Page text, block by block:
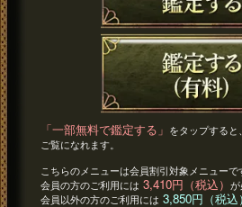
「一部無料で鑑定する」 をタップする
ご覧になれます。
こちらのメニューは会員割引対象メニューで
会員の方のご利用には 3,410円（税込） が
会員以外の方のご利用には 3,850円（税込）